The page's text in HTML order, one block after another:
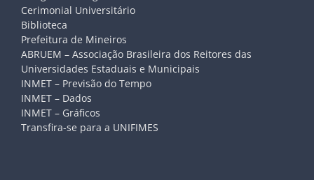
Cerimonial Universitário
Biblioteca
Prefeitura de Mineiros
ABRUEM – Associação Brasileira dos Reitores das
Universidades Estaduais e Municipais
INMET – Previsão do Tempo
INMET – Dados
INMET – Gráficos
Transfira-se para a UNIFIMES